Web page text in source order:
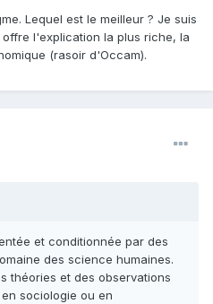
Lequel est le meilleur ? Je suis
l'explication la plus riche, la
(rasoir d'Occam).
et conditionnée par des
des science humaines.
théories et des observations
sociologie ou en